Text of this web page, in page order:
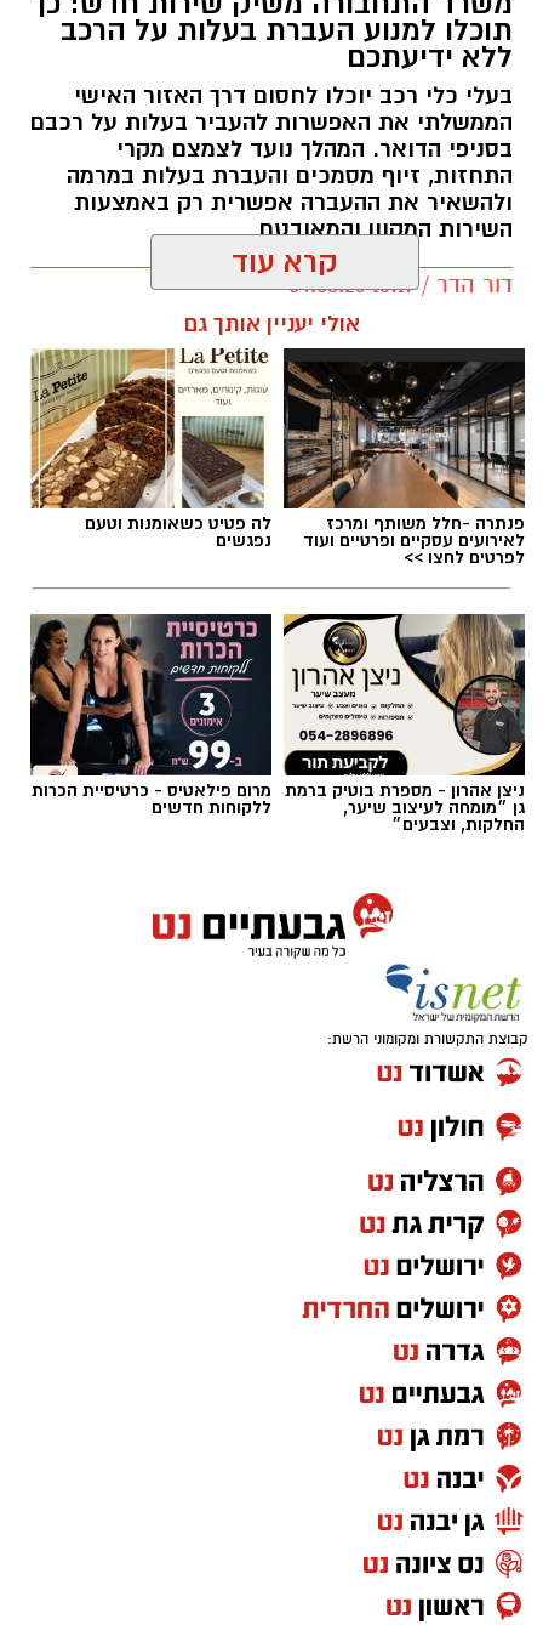
תוכלו למנוע העברת בעלות על הרכב
ללא ידיעתכם
בעלי כלי רכב יוכלו לחסום דרך האזור האישי
הממשלתי את האפשרות להעביר בעלות על רכבם
בסניפי הדואר. המהלך נועד לצמצם מקרי
התחזות, זיוף מסמכים והעברת בעלות במרמה
ולהשאיר את ההעברה אפשרית רק באמצעות
השירות המקוון והמאובטח
דור הדר / 13:17 04.08.26
תגים:משרד התחבורה, משרד הרישוי, העברת
בעלות
צילום: דוברות המשטרה
שירות חדש של משרד התחבורה והבטיחות בדרכים
יאפשר לבעלי כלי רכב להוסיף שכבת הגנה מפני
העברת בעלות במרמה: בעל הרכב יוכל להיכנס
לאזור האישי הממשלתי ולחסום את האפשרות
להעביר את הבעלות על הרכב בסניפי דואר ישראל.
לאחר הפעלת החסימה, העברת הבעלות תתאפשר
רק באמצעות השירות המקוון באתר הממשלתי,
הדורש הזדהות של המוכר ושל הקונה. במשרד
התחבורה ממליצים לבעלי כלי הרכב להפעיל את
החסימה ולהשאיר אותה בתוקף כל עוד אין צורך
לבצע העברת בעלות בדרך אחרת.
מה עומד מאחורי השירות החדש?
קרא עוד
אולי יעניין אותך גם
פנתרה -חלל משותף ומרכז
לאירועים עסקיים ופרטיים ועוד
לפרטים לחצו >>
לה פטיט כשאומנות וטעם
נפגשים
ניצן אהרון - מספרת בוטיק ברמת
גן ״מומחה לעיצוב שיער,
החלקות, וצבעים״
מרום פילאטיס - כרטיסיית הכרות
ללקוחות חדשים
קבוצת התקשורת ומקומוני הרשת: